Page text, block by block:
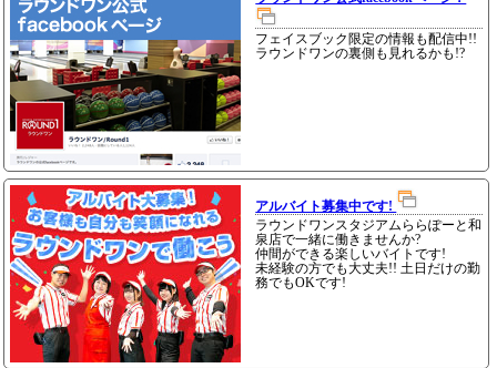
フェイスブック限定の情報も配信中!!
ラウンドワンの裏側も見れるかも!?
アルバイト募集中です!
ラウンドワンスタジアムららぽーと和
泉店で一緒に働きませんか?
仲間ができる楽しいバイトです!
未経験の方でも大丈夫!! 土日だけの勤
務でもOKです!